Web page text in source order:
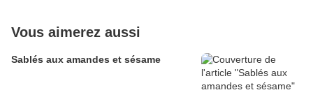
Vous aimerez aussi
Sablés aux amandes et sésame